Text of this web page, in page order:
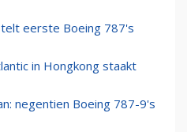
eerste Boeing 787's
in Hongkong staakt
negentien Boeing 787-9's